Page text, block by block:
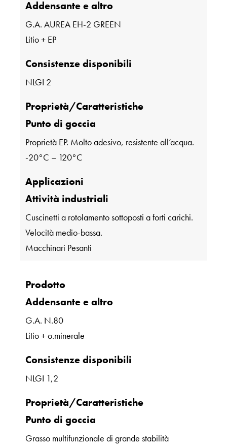
Addensante e altro
G.A. AUREA EH-2 GREEN
Litio + EP
Consistenze disponibili
NLGI 2
Proprietà/Caratteristiche
Punto di goccia
Proprietà EP. Molto adesivo, resistente all’acqua.
-20°C – 120°C
Applicazioni
Attività industriali
Cuscinetti a rotolamento sottoposti a forti carichi.
Velocità medio-bassa.
Macchinari Pesanti
Prodotto
Addensante e altro
G.A. N.80
Litio + o.minerale
Consistenze disponibili
NLGI 1,2
Proprietà/Caratteristiche
Punto di goccia
Grasso multifunzionale di grande stabilità